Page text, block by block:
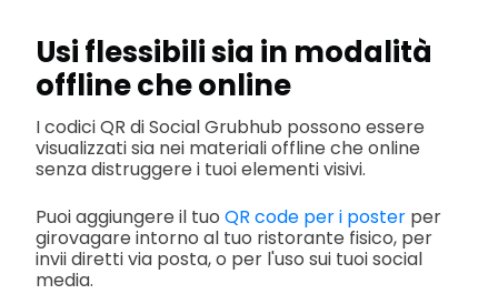
Usi flessibili sia in modalità
offline che online
I codici QR di Social Grubhub possono essere
visualizzati sia nei materiali offline che online
senza distruggere i tuoi elementi visivi.
Puoi aggiungere il tuo QR code per i poster per
girovagare intorno al tuo ristorante fisico, per
invii diretti via posta, o per l'uso sui tuoi social
media.